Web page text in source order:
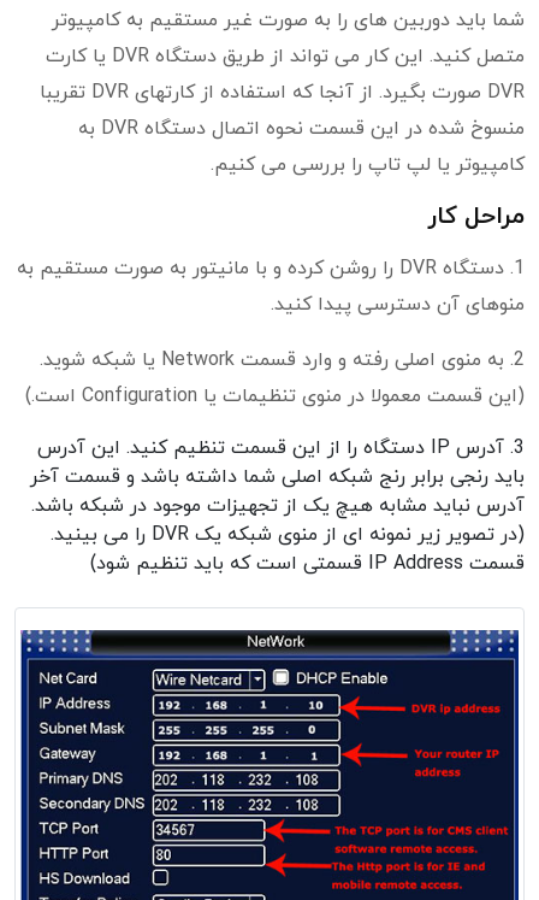
شما باید دوربین های را به صورت غیر مستقیم به کامپیوتر
متصل کنید. این کار می تواند از طریق دستگاه DVR یا کارت
DVR صورت بگیرد. از آنجا که استفاده از کارتهای DVR تقریبا
منسوخ شده در این قسمت نحوه اتصال دستگاه DVR به
کامپیوتر یا لپ تاپ را بررسی می کنیم.
مراحل کار
1. دستگاه DVR را روشن کرده و با مانیتور به صورت مستقیم به
منوهای آن دسترسی پیدا کنید.
2. به منوی اصلی رفته و وارد قسمت Network یا شبکه شوید.
(این قسمت معمولا در منوی تنظیمات یا Configuration است.)
3. آدرس IP دستگاه را از این قسمت تنظیم کنید. این آدرس
باید رنجی برابر رنج شبکه اصلی شما داشته باشد و قسمت آخر
آدرس نباید مشابه هیچ یک از تجهیزات موجود در شبکه باشد.
(در تصویر زیر نمونه ای از منوی شبکه یک DVR را می بینید.
قسمت IP Address قسمتی است که باید تنظیم شود)